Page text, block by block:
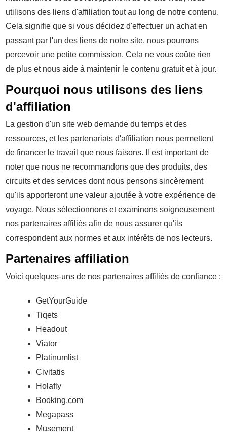
utilisons des liens d'affiliation tout au long de notre contenu.
Cela signifie que si vous décidez d'effectuer un achat en
passant par l'un des liens de notre site, nous pourrons
percevoir une petite commission. Cela ne vous coûte rien
de plus et nous aide à maintenir le contenu gratuit et à jour.
Pourquoi nous utilisons des liens
d'affiliation
La gestion d'un site web demande du temps et des
ressources, et les partenariats d'affiliation nous permettent
de financer le travail que nous faisons. Il est important de
noter que nous ne recommandons que des produits, des
circuits et des services dont nous pensons sincèrement
qu'ils apporteront une valeur ajoutée à votre expérience de
voyage. Nous sélectionnons et examinons soigneusement
nos partenaires affiliés afin de nous assurer qu'ils
correspondent aux normes et aux intérêts de nos lecteurs.
Partenaires affiliation
Voici quelques-uns de nos partenaires affiliés de confiance :
GetYourGuide
Tiqets
Headout
Viator
Platinumlist
Civitatis
Holafly
Booking.com
Megapass
Musement